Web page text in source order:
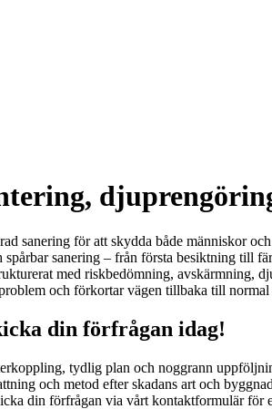
sanering för att skydda både människor
sanering – från första besiktning till
med riskbedömning, avskärmning,
och förkortar vägen tillbaka till
din förfrågan idag!
tydlig plan och noggrann
och metod efter skadans art och
din förfrågan via vårt kontaktformulär för